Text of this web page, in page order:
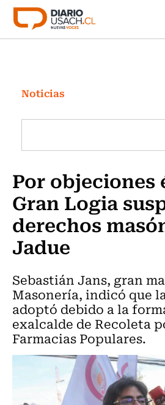
Click acá para ir directamente al
Investigación
Cultura
Programas Radio y TV
Noticias
Por objeciones
Gran Logia
derechos
Jadue
Sebastián Jans, gran
Masonería, indicó que
adoptó debido a la
exalcalde de Recoleta
Farmacias Populares.